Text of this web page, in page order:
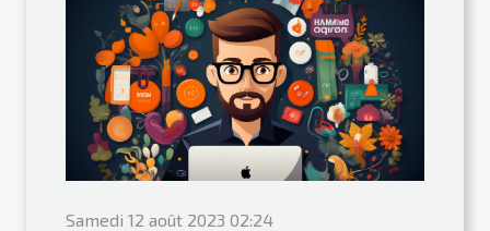
Samedi 12 août 2023 02:24